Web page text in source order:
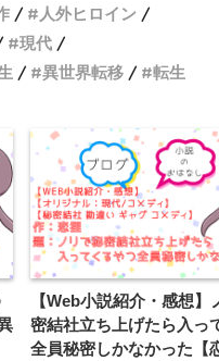
人外ヒロイン
現代
異世界転移 転生
【Web小説紹介・感想】
密結社立ち上げたら入っ
全員秘密しかなかった【